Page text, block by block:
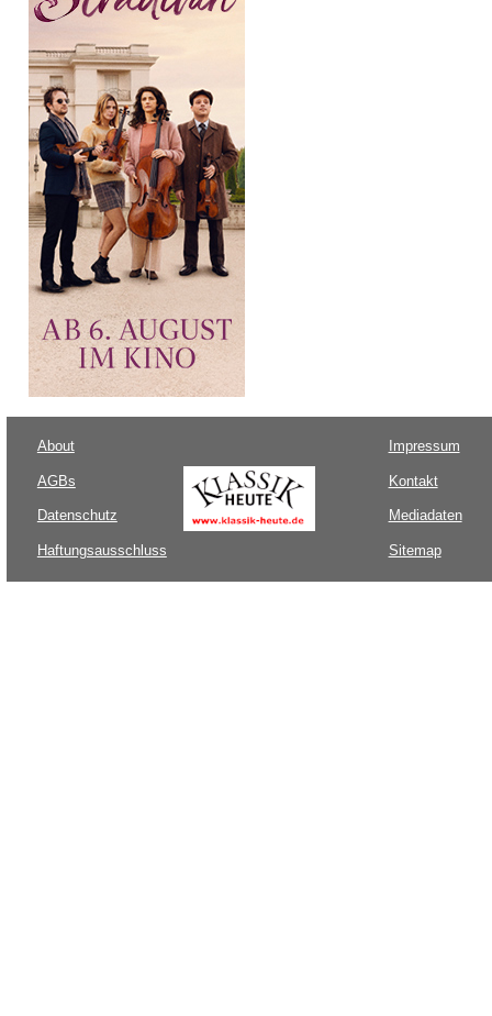
About
AGBs
Datenschutz
Haftungsausschluss
Impressum
Kontakt
Mediadaten
Sitemap